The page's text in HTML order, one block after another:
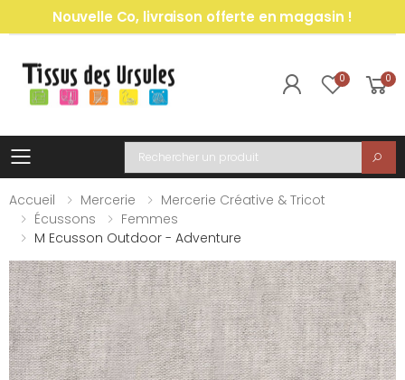
Nouvelle Co, livraison offerte en magasin !
0 0
Toggle mobile menu
Recherche
Accueil
Mercerie
Mercerie Créative & Tricot
Écussons
Femmes
M Ecusson Outdoor - Adventure